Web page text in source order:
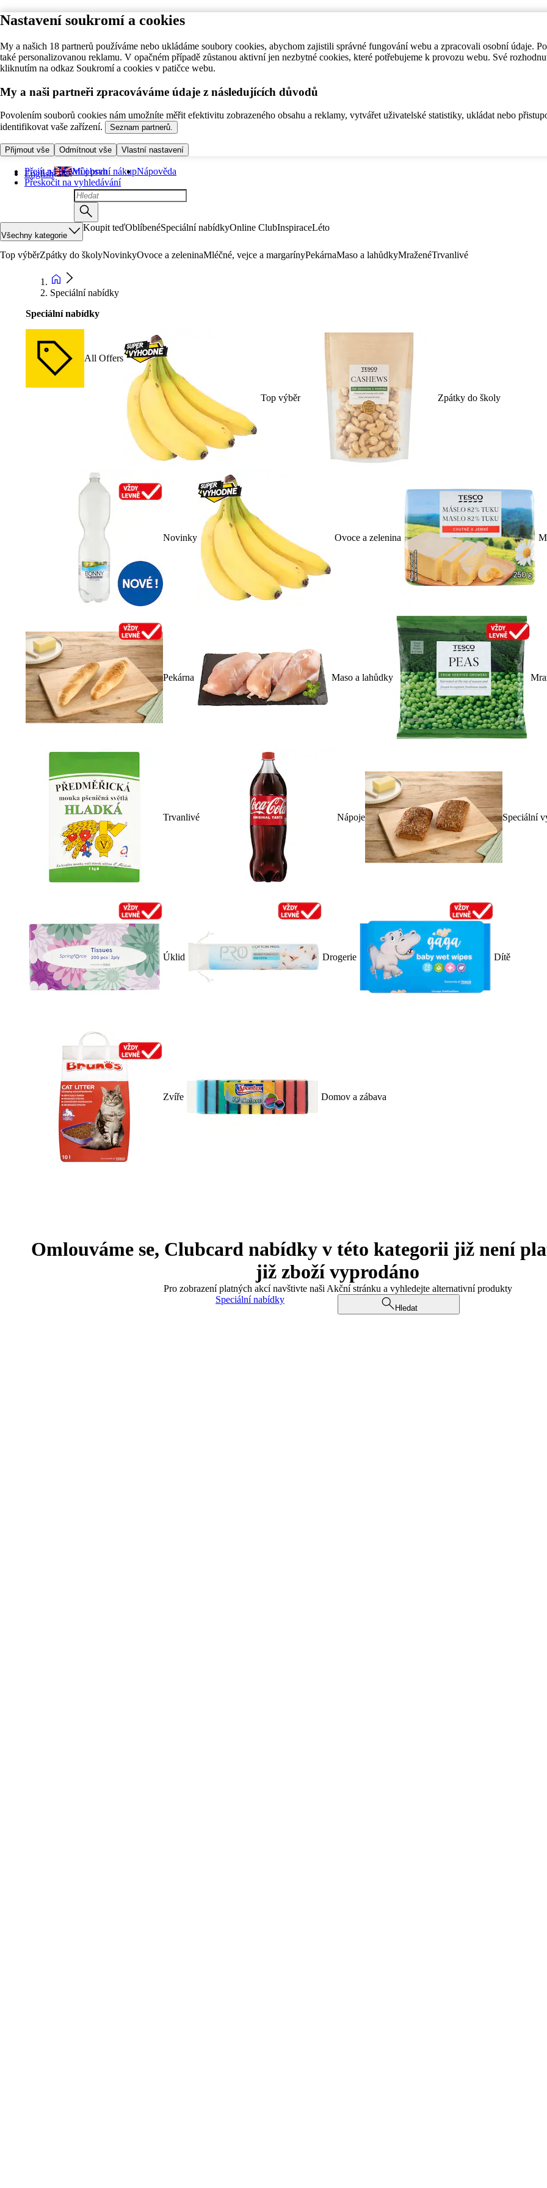
Nastavení soukromí a cookies
My a našich 18 partnerů používáme nebo ukládáme soubory cookies, abychom zajistili správné fungování webu a zpracovali osobní údaje.
také personalizovanou reklamu. V opačném případě zůstanou aktivní jen nezbytné cookies, které potřebujeme k provozu webu. Své
kliknutím na odkaz Soukromí a cookies v patičce webu.
My a naši partneři zpracováváme údaje z následujících důvodů
Povolením souborů cookies nám umožníte měřit efektivitu zobrazeného obsahu a reklamy, vytvářet uživatelské statistiky, ukládat nebo
identifikovat vaše zařízení.
Seznam partnerů.
Přijmout vše Odmítnout vše Vlastní nastavení
Přejít na hlavní obsah
Přeskočit na vyhledávání
English Můj první nákupNápověda
Všechny kategorie
Koupit teďOblíbenéSpeciální nabídkyOnline ClubInspiraceLéto
Top výběrZpátky do školyNovinkyOvoce a zeleninaMléčné, vejce a margarínyPekárnaMaso a lahůdkyMraženéTrvanlivé
Speciální nabídky
Speciální nabídky
All Offers
Top výběr Zpátky do školy
Novinky Ovoce a zelenina
Pekárna Maso a lahůdky
Trvanlivé Nápoje Speciální
Úklid Drogerie Dítě
Zvíře Domov a zábava
Omlouváme se, Clubcard nabídky v této kategorii již není
již zboží vyprodáno
Pro zobrazení platných akcí navštivte naši Akční stránku a vyhledejte alternativní produkty
Speciální nabídky
Hledat